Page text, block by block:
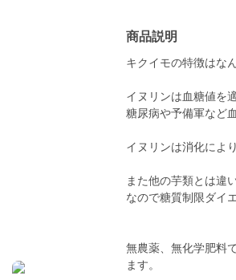
商品説明
キクイモの特徴はな
イヌリンは血糖値を
糖尿病や予備軍など
イヌリンは消化によ
また他の芋類とは違
なので糖質制限ダイ
無農薬、無化学肥料
ます。